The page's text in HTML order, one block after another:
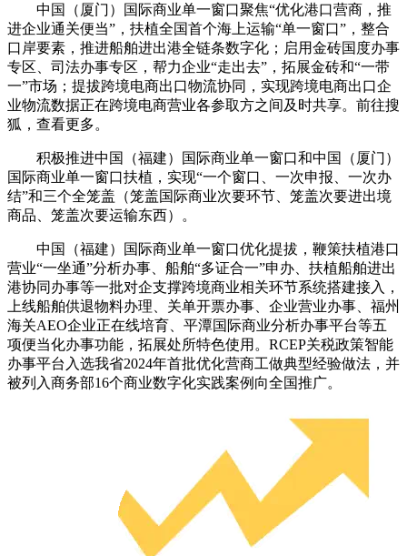
中国（厦门）国际商业单一窗口聚焦“优化港口营商，推
进企业通关便当”，扶植全国首个海上运输“单一窗口”，整合
口岸要素，推进船舶进出港全链条数字化；启用金砖国度办事
专区、司法办事专区，帮力企业“走出去”，拓展金砖和“一带
一”市场；提拔跨境电商出口物流协同，实现跨境电商出口企
业物流数据正在跨境电商营业各参取方之间及时共享。前往搜
狐，查看更多。
积极推进中国（福建）国际商业单一窗口和中国（厦门）
国际商业单一窗口扶植，实现“一个窗口、一次申报、一次办
结”和三个全笼盖（笼盖国际商业次要环节、笼盖次要进出境
商品、笼盖次要运输东西）。
中国（福建）国际商业单一窗口优化提拔，鞭策扶植港口
营业“一坐通”分析办事、船舶“多证合一”申办、扶植船舶进出
港协同办事等一批对企支撑跨境商业相关环节系统搭建接入，
上线船舶供退物料办理、关单开票办事、企业营业办事、福州
海关AEO企业正在线培育、平潭国际商业分析办事平台等五
项便当化办事功能，拓展处所特色使用。RCEP关税政策智能
办事平台入选我省2024年首批优化营商工做典型经验做法，并
被列入商务部16个商业数字化实践案例向全国推广。